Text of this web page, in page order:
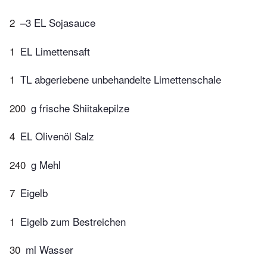
2 –3 EL Sojasauce
1 EL Limettensaft
1 TL abgeriebene unbehandelte Limettenschale
200 g frische Shiitakepilze
4 EL Olivenöl Salz
240 g Mehl
7 Eigelb
1 Eigelb zum Bestreichen
30 ml Wasser